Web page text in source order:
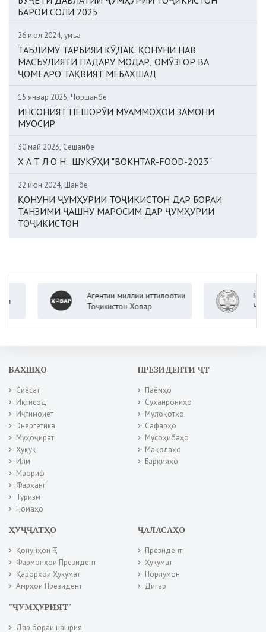
БАРОИ СОЛИ 2025
26 июл 2024, Ҷумъа
ТАЪЛИМУ ТАРБИЯИ КӮДАК. ҚОНУНИ НАВ
МАСЪУЛИЯТИ ПАДАРУ МОДАР, ОМӮЗГОР ВА
ҶОМЕАРО ТАҚВИЯТ МЕБАХШАД
15 январ 2025, Чоршанбе
ИНСОНИЯТ ПЕШОРӮИ МУАММОҲОИ ЗАМОНИ
МУОСИР
30 май 2023, Сешанбе
Х А Т Л О Н. ШУКӮҲИ "BOKHTAR-FOOD-2023"
22 июн 2024, Шанбе
ҚОНУНИ ҶУМҲУРИИ ТОҶИКИСТОН ДАР БОРАИ
ТАНЗИМИ ҶАШНУ МАРОСИМ ДАР ҶУМҲУРИИ
ТОҶИКИСТОН
Агентии миллии иттилоотии
Тоҷикистон Ховар
БАХШҲО
Сиёсат
Иқтисод
Иҷтимоиёт
Энергетика
Муҳоҷират
Ҳуқуқ
Илм
Маориф
Фарҳанг
Туризм
Номаҳо
ПРЕЗИДЕНТИ ҶТ
Паёмҳо
Суханрониҳо
Мулоқотҳо
Сафарҳо
Мусоҳибаҳо
Мақолаҳо
Барқияҳо
ҲУҶҶАТҲО
Қонунҳои ҶТ
Фармонҳои Президент
Қарорҳои Ҳукумат
Амрҳои Президент
ҶАЛАСАҲО
Президент
Ҳукумат
Порлумон
Дигар
"ҶУМҲУРИЯТ"
Дар бораи нашрия